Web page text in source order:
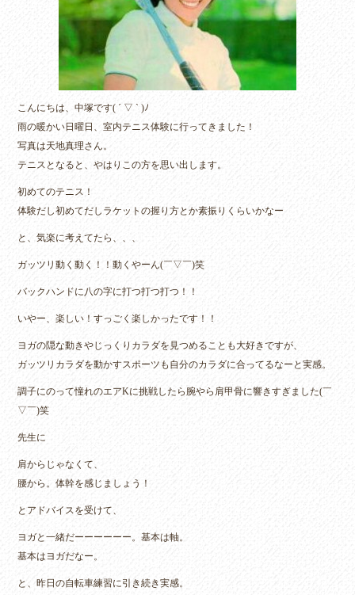
こんにちは、中塚です( ´ ▽ ` )ﾉ
雨の暖かい日曜日、室内テニス体験に行ってきました！
写真は天地真理さん。
テニスとなると、やはりこの方を思い出します。
初めてのテニス！
体験だし初めてだしラケットの握り方とか素振りくらいかなー
と、気楽に考えてたら、、、
ガッツリ動く動く！！動くやーん(￣▽￣)笑
バックハンドに八の字に打つ打つ打つ！！
いやー、楽しい！すっごく楽しかったです！！
ヨガの隠な動きやじっくりカラダを見つめることも大好きですが、
ガッツリカラダを動かすスポーツも自分のカラダに合ってるなーと実感。
調子にのって憧れのエアKに挑戦したら腕やら肩甲骨に響きすぎました(￣
▽￣)笑
先生に
肩からじゃなくて、
腰から。体幹を感じましょう！
とアドバイスを受けて、
ヨガと一緒だーーーーーー。基本は軸。
基本はヨガだなー。
と、昨日の自転車練習に引き続き実感。